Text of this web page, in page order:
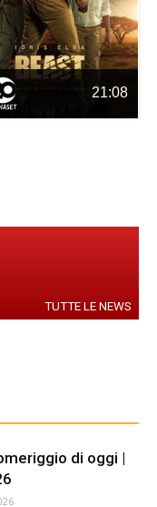
21:08
TUTTE LE NEWS
di oggi |